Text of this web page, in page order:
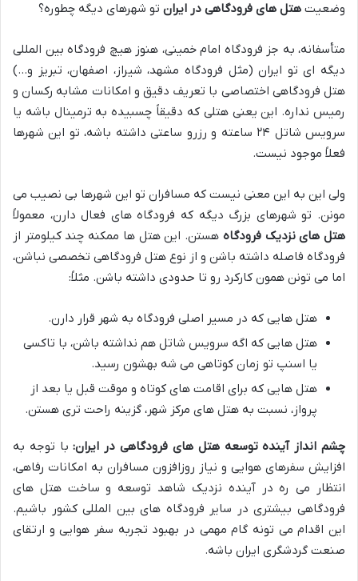
وضعیت هتل های فرودگاهی در ایران تو شهرهای دیگه چطوره؟
متأسفانه، به جز فرودگاه امام خمینی، هنوز هیچ فرودگاه بین المللی
دیگه ای تو ایران (مثل فرودگاه مشهد، شیراز، اصفهان، تبریز و…)
هتل فرودگاهی اختصاصی با تعریف دقیق و امکانات مشابه رکسان و
رمیس نداره. این یعنی هتلی که دقیقاً چسبیده به ترمینال باشه یا
سرویس شاتل ۲۴ ساعته و رزرو ساعتی داشته باشه، تو این شهرها
فعلاً موجود نیست.
ولی این به این معنی نیست که مسافران تو این شهرها بی نصیب می
مونن. تو شهرهای بزرگ دیگه که فرودگاه های فعال دارن، معمولاً
هتل های نزدیک فرودگاه هستن. این هتل ها ممکنه چند کیلومتر از
فرودگاه فاصله داشته باشن و از نوع هتل فرودگاهی تخصصی نباشن،
اما می تونن همون کارکرد رو تا حدودی داشته باشن. مثلاً:
هتل هایی که در مسیر اصلی فرودگاه به شهر قرار دارن.
هتل هایی که اگه سرویس شاتل هم نداشته باشن، با تاکسی
یا اسنپ تو زمان کوتاهی می شه بهشون رسید.
هتل هایی که برای اقامت های کوتاه و موقت قبل یا بعد از
پرواز، نسبت به هتل های مرکز شهر، گزینه راحت تری هستن.
چشم انداز آینده توسعه هتل های فرودگاهی در ایران:با توجه به
افزایش سفرهای هوایی و نیاز روزافزون مسافران به امکانات رفاهی،
انتظار می ره در آینده نزدیک شاهد توسعه و ساخت هتل های
فرودگاهی بیشتری در سایر فرودگاه های بین المللی کشور باشیم.
این اقدام می تونه گام مهمی در بهبود تجربه سفر هوایی و ارتقای
صنعت گردشگری ایران باشه.